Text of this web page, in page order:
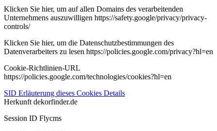
Klicken Sie hier, um auf allen Domains des verarbeitenden
Unternehmens auszuwilligen https://safety.google/privacy/privacy-
controls/
Klicken Sie hier, um die Datenschutzbestimmungen des
Datenverarbeiters zu lesen https://policies.google.com/privacy?hl=en
Cookie-Richtlinien-URL
https://policies.google.com/technologies/cookies?hl=en
SID Erläuterung dieses Cookies Details
Herkunft dekorfinder.de
Session ID Flycms